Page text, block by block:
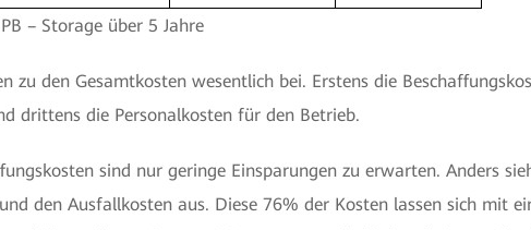
– Storage über 5 Jahre
zu den Gesamtkosten wesentlich bei. Erstens die
drittens die Personalkosten für den Betrieb.
sind nur geringe Einsparungen zu erwarten. Anders
den Ausfallkosten aus. Diese 76% der Kosten lassen sich mit